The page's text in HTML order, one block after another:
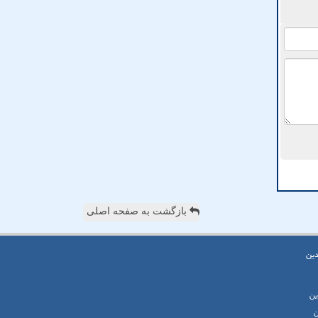
بازگشت به صفحه اصلی